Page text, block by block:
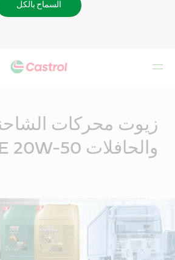
السماح بالكل
زيوت محركات
والحافلات SAE 20W-50